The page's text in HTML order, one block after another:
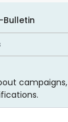
Bulletin
campaigns,